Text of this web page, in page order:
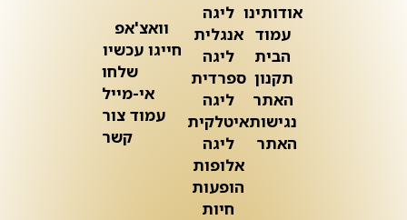
אודותינו
עמוד
הבית
תקנון
האתר
נגישות
האתר
ליגה
אנגלית
ליגה
ספרדית
ליגה
איטלקית
ליגה
אלופות
הופעות
חיות
וואצ'אפ
חייגו עכשיו
שלחו
אי-מייל
עמוד צור
קשר